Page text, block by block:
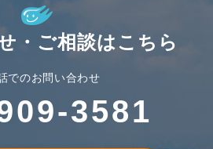
・ご相談はこちら
でのお問い合わせ
3581